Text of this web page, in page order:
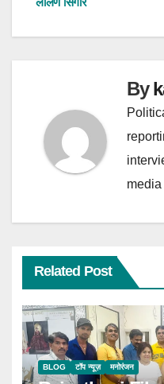
By
media
Related Post
BLOG टॉप न्यूज़ मनोरंजन